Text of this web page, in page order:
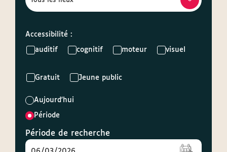
Accessibilité :
auditif cognitif moteur visuel
Gratuit Jeune public
Choix
des
dates
Aujourd'hui
Période
Période de recherche